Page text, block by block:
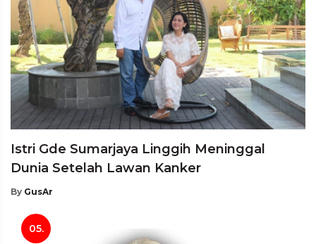
Istri Gde Sumarjaya Linggih Meninggal
Dunia Setelah Lawan Kanker
By GusAr
05.